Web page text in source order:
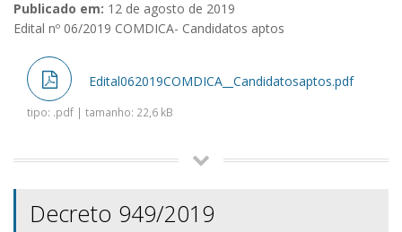
Publicado em: 12 de agosto de 2019
Edital nº 06/2019 COMDICA- Candidatos aptos
Edital062019COMDICA__Candidatosaptos.pdf
tipo: .pdf | tamanho: 22,6 kB
Decreto 949/2019